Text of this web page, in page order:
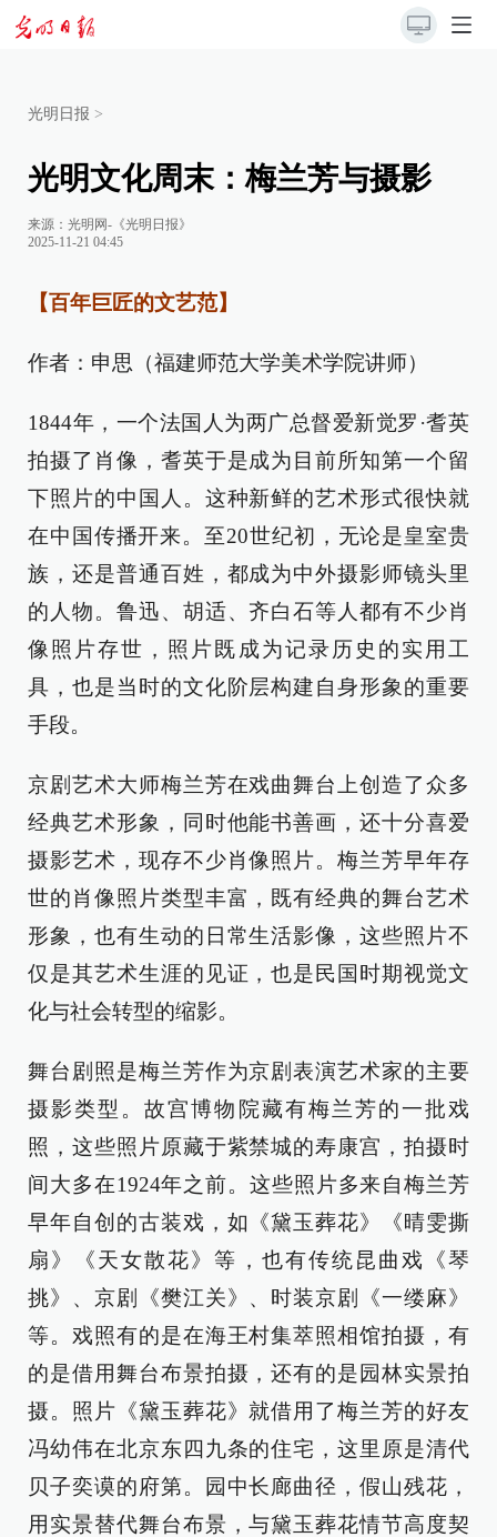
光明日报 >
光明文化周末：梅兰芳与摄影
来源： 光明网-《光明日报》
2025-11-21 04:45
【百年巨匠的文艺范】
作者：申思（福建师范大学美术学院讲师）
1844年，一个法国人为两广总督爱新觉罗·耆英
拍摄了肖像，耆英于是成为目前所知第一个留
下照片的中国人。这种新鲜的艺术形式很快就
在中国传播开来。至20世纪初，无论是皇室贵
族，还是普通百姓，都成为中外摄影师镜头里
的人物。鲁迅、胡适、齐白石等人都有不少肖
像照片存世，照片既成为记录历史的实用工
具，也是当时的文化阶层构建自身形象的重要
手段。
京剧艺术大师梅兰芳在戏曲舞台上创造了众多
经典艺术形象，同时他能书善画，还十分喜爱
摄影艺术，现存不少肖像照片。梅兰芳早年存
世的肖像照片类型丰富，既有经典的舞台艺术
形象，也有生动的日常生活影像，这些照片不
仅是其艺术生涯的见证，也是民国时期视觉文
化与社会转型的缩影。
舞台剧照是梅兰芳作为京剧表演艺术家的主要
摄影类型。故宫博物院藏有梅兰芳的一批戏
照，这些照片原藏于紫禁城的寿康宫，拍摄时
间大多在1924年之前。这些照片多来自梅兰芳
早年自创的古装戏，如《黛玉葬花》《晴雯撕
扇》《天女散花》等，也有传统昆曲戏《琴
挑》、京剧《樊江关》、时装京剧《一缕麻》
等。戏照有的是在海王村集萃照相馆拍摄，有
的是借用舞台布景拍摄，还有的是园林实景拍
摄。照片《黛玉葬花》就借用了梅兰芳的好友
冯幼伟在北京东四九条的住宅，这里原是清代
贝子奕谟的府第。园中长廊曲径，假山残花，
用实景替代舞台布景，与黛玉葬花情节高度契